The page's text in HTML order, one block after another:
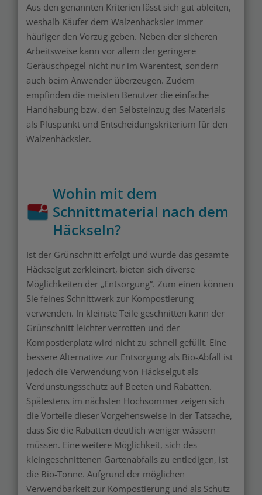
Aus den genannten Kriterien lässt sich gut ableiten,
weshalb Käufer dem Walzenhäcksler immer
häufiger den Vorzug geben. Neben der sicheren
Arbeitsweise kann vor allem der geringere
Geräuschpegel nicht nur im Warentest, sondern
auch beim Anwender überzeugen. Zudem
empfinden die meisten Benutzer die einfache
Handhabung bzw. den Selbsteinzug des Materials
als Pluspunkt und Entscheidungskriterium für den
Walzenhäcksler.
Wohin mit dem
Schnittmaterial nach dem
Häckseln?
Ist der Grünschnitt erfolgt und wurde das gesamte
Häckselgut zerkleinert, bieten sich diverse
Möglichkeiten der „Entsorgung“. Zum einen können
Sie feines Schnittwerk zur Kompostierung
verwenden. In kleinste Teile geschnitten kann der
Grünschnitt leichter verrotten und der
Kompostierplatz wird nicht zu schnell gefüllt. Eine
bessere Alternative zur Entsorgung als Bio-Abfall ist
jedoch die Verwendung von Häckselgut als
Verdunstungsschutz auf Beeten und Rabatten.
Spätestens im nächsten Hochsommer zeigen sich
die Vorteile dieser Vorgehensweise in der Tatsache,
dass Sie die Rabatten deutlich weniger wässern
müssen. Eine weitere Möglichkeit, sich des
kleingeschnittenen Gartenabfalls zu entledigen, ist
die Bio-Tonne. Aufgrund der möglichen
Verwendbarkeit zur Kompostierung und als Schutz